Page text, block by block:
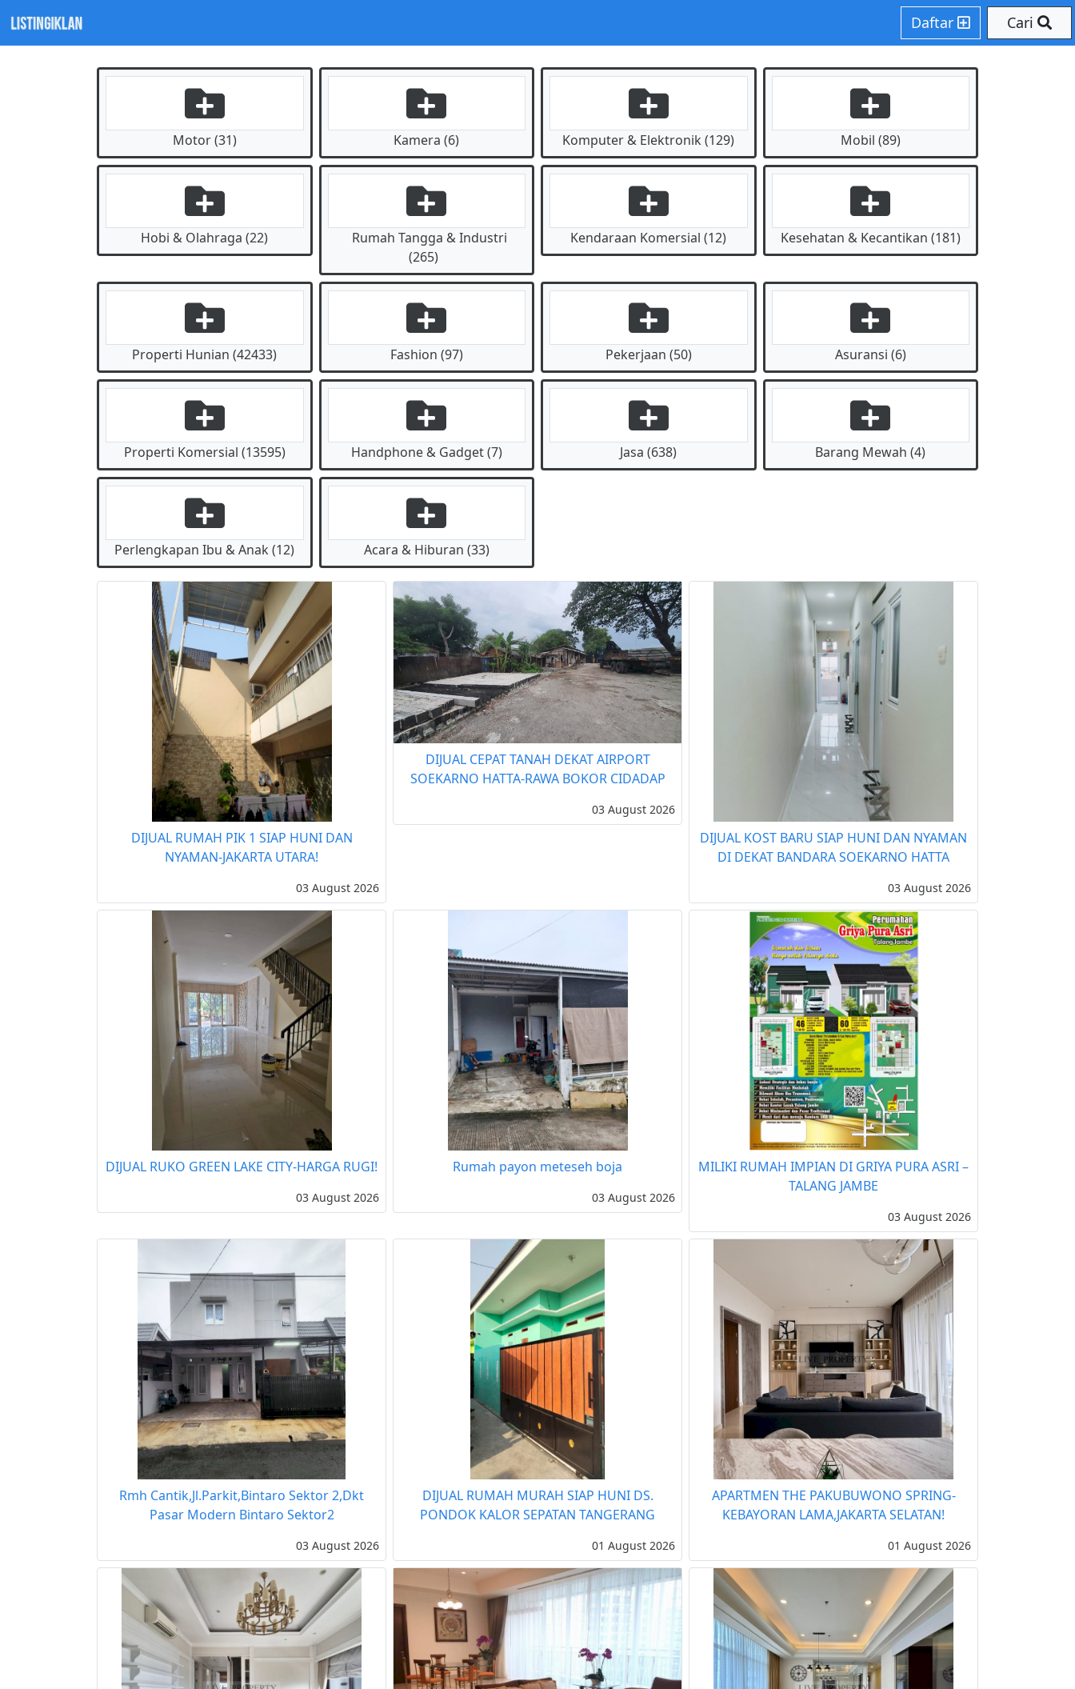
Daftar Cari
Motor (31) Kamera (6) Komputer & Elektronik (129) Mobil (89)
Hobi & Olahraga (22)
Rumah Tangga & Industri
(265)
Kendaraan Komersial (12) Kesehatan & Kecantikan (181)
Properti Hunian (42433) Fashion (97) Pekerjaan (50) Asuransi (6)
Properti Komersial (13595) Handphone & Gadget (7) Jasa (638) Barang Mewah (4)
Perlengkapan Ibu & Anak (12) Acara & Hiburan (33)
DIJUAL RUMAH PIK 1 SIAP HUNI DAN
NYAMAN-JAKARTA UTARA!
03 August 2026
DIJUAL CEPAT TANAH DEKAT AIRPORT
SOEKARNO HATTA-RAWA BOKOR CIDADAP
03 August 2026
DIJUAL KOST BARU SIAP HUNI DAN NYAMAN
DI DEKAT BANDARA SOEKARNO HATTA
03 August 2026
DIJUAL RUKO GREEN LAKE CITY-HARGA RUGI!
03 August 2026
Rumah payon meteseh boja
03 August 2026
MILIKI RUMAH IMPIAN DI GRIYA PURA ASRI –
TALANG JAMBE
03 August 2026
Rmh Cantik,Jl.Parkit,Bintaro Sektor 2,Dkt
Pasar Modern Bintaro Sektor2
03 August 2026
DIJUAL RUMAH MURAH SIAP HUNI DS.
PONDOK KALOR SEPATAN TANGERANG
01 August 2026
APARTMEN THE PAKUBUWONO SPRING-
KEBAYORAN LAMA,JAKARTA SELATAN!
01 August 2026